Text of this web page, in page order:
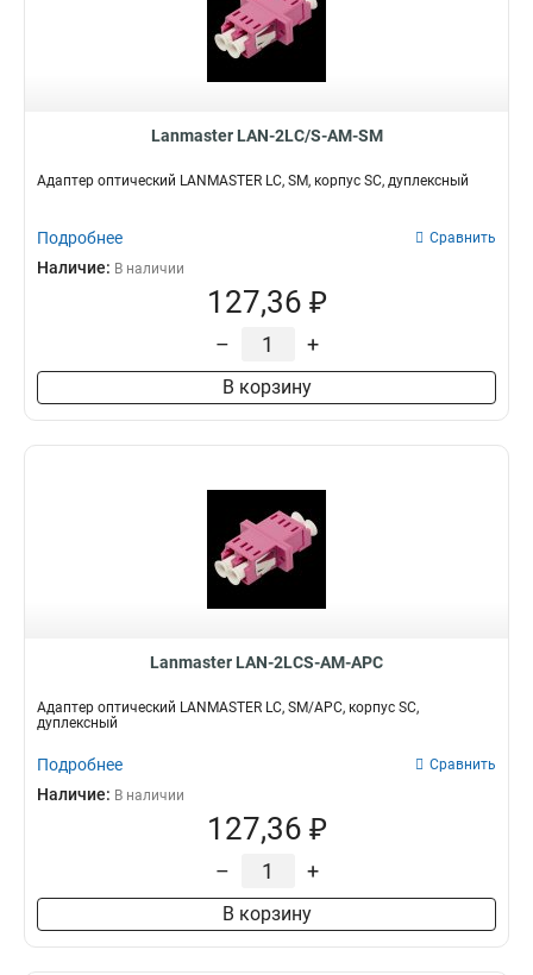
Lanmaster LAN-2LC/S-AM-SM
Адаптер оптический LANMASTER LC, SM, корпус SC, дуплексный
Подробнее Сравнить
Наличие: В наличии
127,36 ₽
– +
В корзину
Lanmaster LAN-2LCS-AM-APC
Адаптер оптический LANMASTER LC, SM/APC, корпус SC,
дуплексный
Подробнее Сравнить
Наличие: В наличии
127,36 ₽
– +
В корзину